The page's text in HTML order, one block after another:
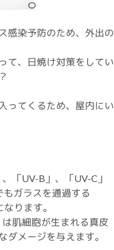
感染予防のため、外出の
て、日焼け対策をしてい
ってくるため、屋内にい
「UV-B」、「UV-C」
ガラスを通過する
ります。
肌細胞が生まれる真皮
ダメージを与えます。